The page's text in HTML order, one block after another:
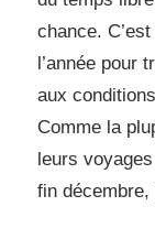
chance.
l’année pour
aux
Comme la
leurs
fin